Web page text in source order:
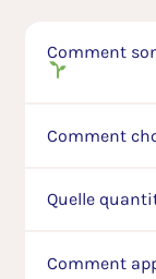
Comment
Comment
Quelle
Comment